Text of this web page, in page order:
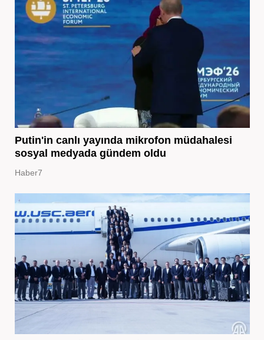
Putin'in canlı yayında mikrofon müdahalesi
sosyal medyada gündem oldu
Haber7